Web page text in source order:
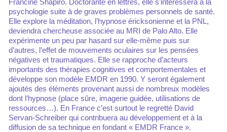
psychologie suite à de graves problèmes personnels de santé.
Elle explore la méditation, l’hypnose éricksonienne et la PNL,
deviendra chercheuse associée au MRI de Palo Alto. Elle
expérimente un peu par hasard sur elle-même puis sur
d’autres, l’effet de mouvements oculaires sur les pensées
négatives et traumatiques. Elle se rapproche d’acteurs
importants des thérapies cognitives et comportementales et
développe son modèle EMDR en 1990. Y seront également
ajoutés des éléments provenant aussi de nombreux modèles
dont l’hypnose (place sûre, imagerie guidée, utilisations de
ressources…). En France c’est surtout le regretté David
Servan-Schreiber qui contribuera au développement et à la
diffusion de sa technique en fondant « EMDR France ».